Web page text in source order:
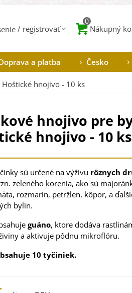
0
Nákupný
a platba Česko
hnojivo - 10 ks
hnojivo pre
hnojivo - 10 ks
sú určené na výživu rôznych
zeleného korenia, ako sú
rozmarín, petržlen, kôpor, a
bylin.
guáno, ktore dodáva
a aktivuje pôdnu mikroflóru.
10 tyčiniek.